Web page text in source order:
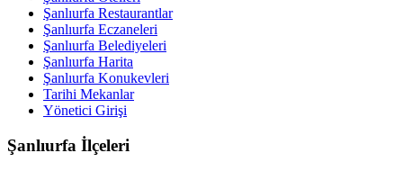
Şanlıurfa Restaurantlar
Şanlıurfa Eczaneleri
Şanlıurfa Belediyeleri
Şanlıurfa Harita
Şanlıurfa Konukevleri
Tarihi Mekanlar
Yönetici Girişi
Şanlıurfa İlçeleri